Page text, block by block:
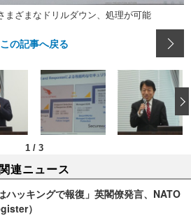
まざまなドリルダウン、処理が可能
この記事へ戻る
1 / 3
連ニュース
ハッキングで報復」英閣僚発言、NATO
）